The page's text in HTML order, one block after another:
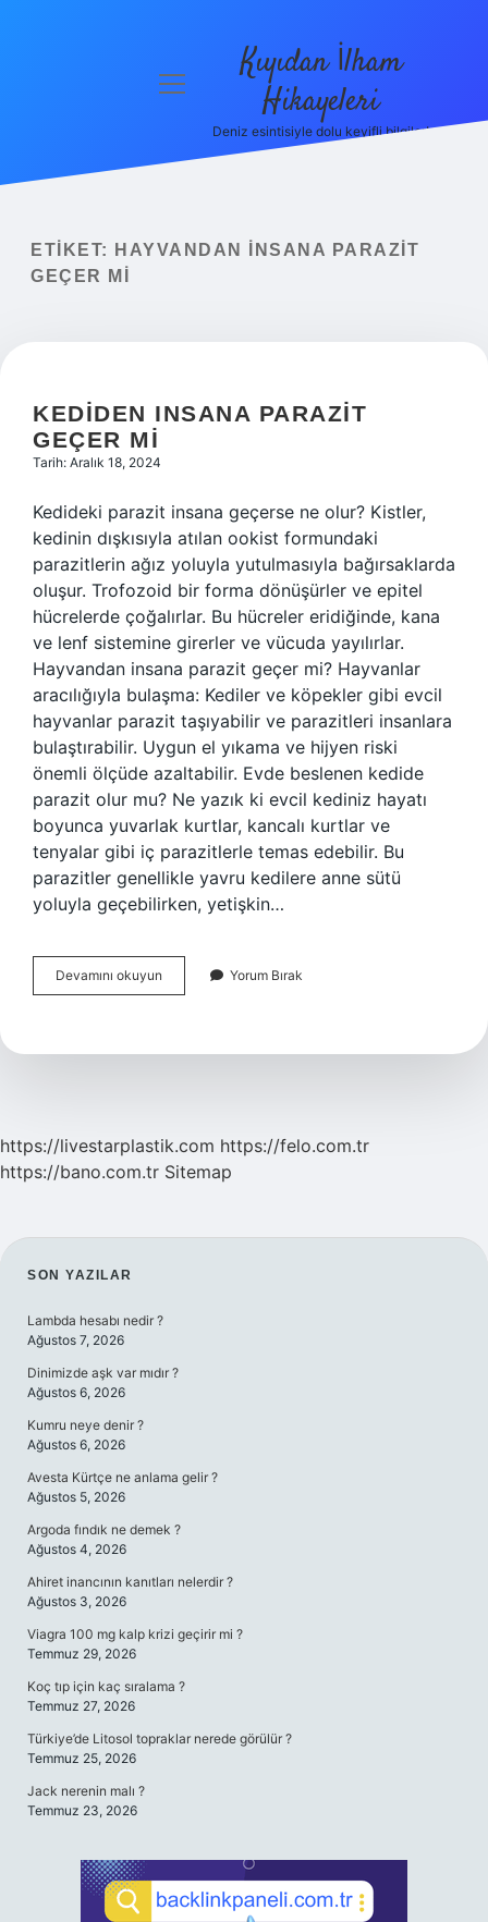
Yasal Uyarı
menüyü
Kıyıdan İlham
Hikayeleri
Deniz esintisiyle dolu keyifli bilgiler!
ETIKET:
HAYVANDAN INSANA PARAZIT
GEÇER MI
KEDIDEN INSANA PARAZIT
GEÇER MI
Tarih: Aralık 18, 2024
Kedideki parazit insana geçerse ne olur? Kistler,
kedinin dışkısıyla atılan ookist formundaki
parazitlerin ağız yoluyla yutulmasıyla bağırsaklarda
oluşur. Trofozoid bir forma dönüşürler ve epitel
hücrelerde çoğalırlar. Bu hücreler eridiğinde, kana
ve lenf sistemine girerler ve vücuda yayılırlar.
Hayvandan insana parazit geçer mi? Hayvanlar
aracılığıyla bulaşma: Kediler ve köpekler gibi evcil
hayvanlar parazit taşıyabilir ve parazitleri insanlara
bulaştırabilir. Uygun el yıkama ve hijyen riski
önemli ölçüde azaltabilir. Evde beslenen kedide
parazit olur mu? Ne yazık ki evcil kediniz hayatı
boyunca yuvarlak kurtlar, kancalı kurtlar ve
tenyalar gibi iç parazitlerle temas edebilir. Bu
parazitler genellikle yavru kedilere anne sütü
yoluyla geçebilirken, yetişkin…
Devamını okuyun Kediden
Insana
Mi
Yorum Bırak
https://livestarplastik.com https://felo.com.tr
https://bano.com.tr Sitemap
SIDEBAR
SON YAZILAR
Lambda hesabı nedir ?
Ağustos 7, 2026
Dinimizde aşk var mıdır ?
Ağustos 6, 2026
Kumru neye denir ?
Ağustos 6, 2026
Avesta Kürtçe ne anlama gelir ?
Ağustos 5, 2026
Argoda fındık ne demek ?
Ağustos 4, 2026
Ahiret inancının kanıtları nelerdir ?
Ağustos 3, 2026
Viagra 100 mg kalp krizi geçirir mi ?
Temmuz 29, 2026
Koç tıp için kaç sıralama ?
Temmuz 27, 2026
Türkiye’de Litosol topraklar nerede görülür ?
Temmuz 25, 2026
Jack nerenin malı ?
Temmuz 23, 2026